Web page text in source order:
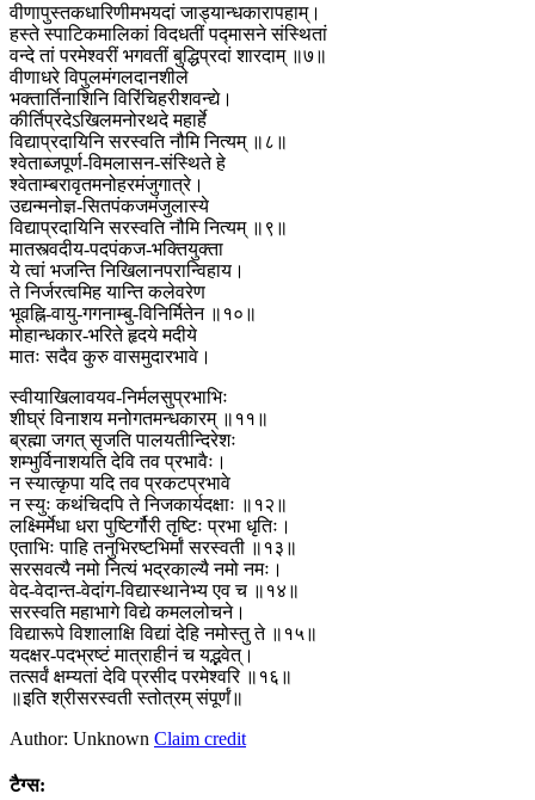
वीणापुस्तकधारिणीमभयदां जाड्यान्धकारापहाम्।
हस्ते स्पाटिकमालिकां विदधतीं पद्मासने संस्थितां
वन्दे तां परमेश्वरीं भगवतीं बुद्धिप्रदां शारदाम् ॥७॥
वीणाधरे विपुलमंगलदानशीले
भक्तार्तिनाशिनि विरिंचिहरीशवन्द्ये।
कीर्तिप्रदेऽखिलमनोरथदे महार्हे
विद्याप्रदायिनि सरस्वति नौमि नित्यम् ॥८॥
श्वेताब्जपूर्ण-विमलासन-संस्थिते हे
श्वेताम्बरावृतमनोहरमंजुगात्रे।
उद्यन्मनोज्ञ-सितपंकजमंजुलास्ये
विद्याप्रदायिनि सरस्वति नौमि नित्यम् ॥९॥
मातस्त्वदीय-पदपंकज-भक्तियुक्ता
ये त्वां भजन्ति निखिलानपरान्विहाय।
ते निर्जरत्वमिह यान्ति कलेवरेण
भूवह्नि-वायु-गगनाम्बु-विनिर्मितेन ॥१०॥
मोहान्धकार-भरिते हृदये मदीये
मातः सदैव कुरु वासमुदारभावे।
स्वीयाखिलावयव-निर्मलसुप्रभाभिः
शीघ्रं विनाशय मनोगतमन्धकारम् ॥११॥
ब्रह्मा जगत् सृजति पालयतीन्दिरेशः
शम्भुर्विनाशयति देवि तव प्रभावैः।
न स्यात्कृपा यदि तव प्रकटप्रभावे
न स्युः कथंचिदपि ते निजकार्यदक्षाः ॥१२॥
लक्ष्मिर्मेधा धरा पुष्टिर्गौरी तृष्टिः प्रभा धृतिः।
एताभिः पाहि तनुभिरष्टभिर्मां सरस्वती ॥१३॥
सरसवत्यै नमो नित्यं भद्रकाल्यै नमो नमः।
वेद-वेदान्त-वेदांग-विद्यास्थानेभ्य एव च ॥१४॥
सरस्वति महाभागे विद्ये कमललोचने।
विद्यारूपे विशालाक्षि विद्यां देहि नमोस्तु ते ॥१५॥
यदक्षर-पदभ्रष्टं मात्राहीनं च यद्भवेत्।
तत्सर्वं क्षम्यतां देवि प्रसीद परमेश्वरि ॥१६॥
॥इति श्रीसरस्वती स्तोत्रम् संपूर्णं॥
Author: Unknown Claim credit
टैग्स: